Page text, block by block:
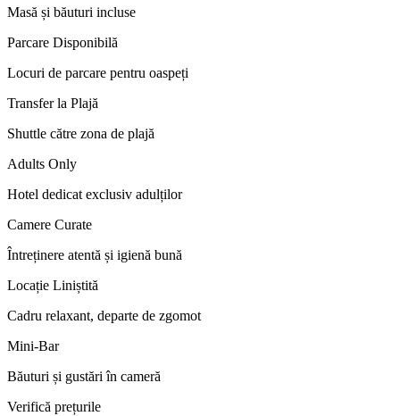
Masă și băuturi incluse
Parcare Disponibilă
Locuri de parcare pentru oaspeți
Transfer la Plajă
Shuttle către zona de plajă
Adults Only
Hotel dedicat exclusiv adulților
Camere Curate
Întreținere atentă și igienă bună
Locație Liniștită
Cadru relaxant, departe de zgomot
Mini-Bar
Băuturi și gustări în cameră
Verifică prețurile